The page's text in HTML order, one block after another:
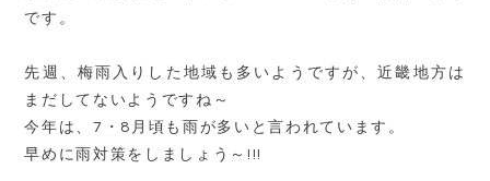
です。
先週、梅雨入りした地域も多いようですが、近畿地方は
まだしてないようですね～
今年は、7・8月頃も雨が多いと言われています。
早めに雨対策をしましょう～!!!